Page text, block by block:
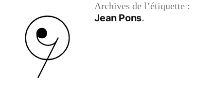
Archives de l’étiquette :
Jean Pons